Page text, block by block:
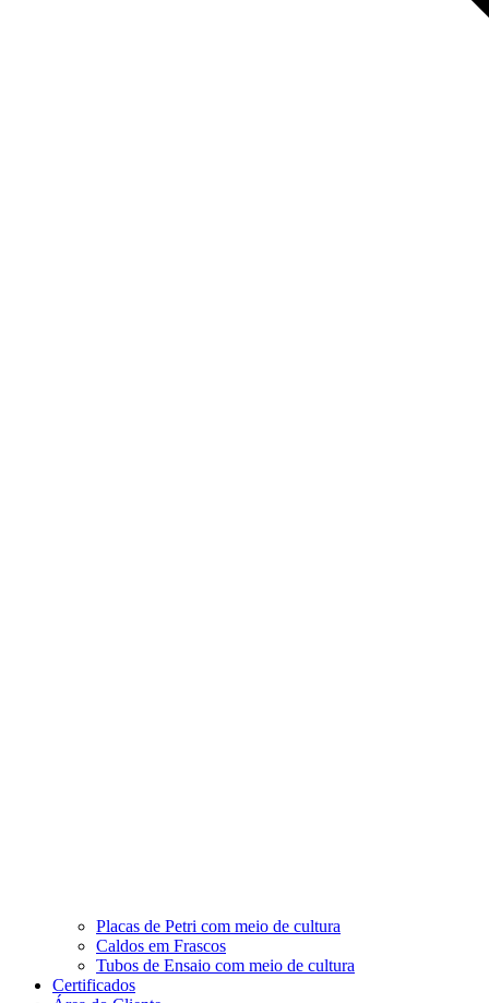
Placas de Petri com meio de cultura
Caldos em Frascos
Tubos de Ensaio com meio de cultura
Certificados